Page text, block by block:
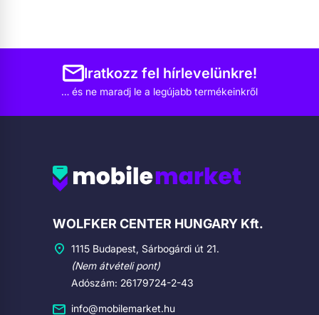
Iratkozz fel hírlevelünkre!
… és ne maradj le a legújabb termékeinkről
Cégadatok
WOLFKER CENTER HUNGARY Kft.
1115 Budapest, Sárbogárdi út 21.
(Nem átvételi pont)
Adószám: 26179724-2-43
info@mobilemarket.hu